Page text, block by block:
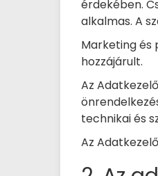
érdekében.
alkalmas. A
Marketing és
hozzájárult.
Az
technikai és
Az